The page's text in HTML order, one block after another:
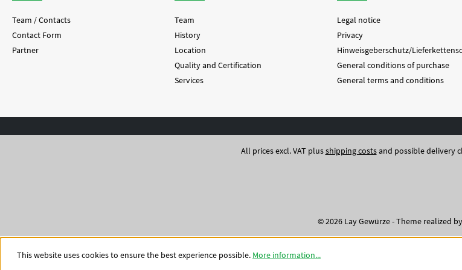
Team / Contacts
Contact Form
Partner
Team
History
Location
Quality and Certification
Services
Legal notice
Privacy
Hinweisgeberschutz/
General conditions of purchase
General terms and conditions
All prices excl. VAT plusshipping costsand possible delivery
© 2026 Lay Gewürze - Theme realized by
This website uses cookies to ensure the best experience possible. More information...